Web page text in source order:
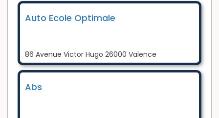
Auto Ecole Optimale
86 Avenue Victor Hugo 26000 Valence
Abs